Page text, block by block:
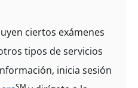
ciertos exámenes
tipos de servicios
inicia sesión